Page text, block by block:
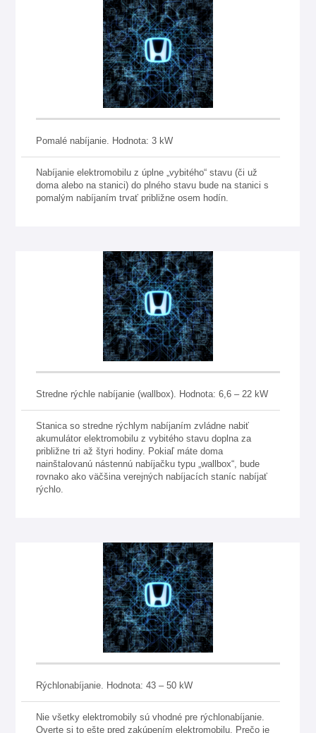
Pomalé nabíjanie. Hodnota: 3 kW
Nabíjanie elektromobilu z úplne „vybitého“ stavu (či už
doma alebo na stanici) do plného stavu bude na stanici s
pomalým nabíjaním trvať približne osem hodín.
Stredne rýchle nabíjanie (wallbox). Hodnota: 6,6 – 22 kW
Stanica so stredne rýchlym nabíjaním zvládne nabiť
akumulátor elektromobilu z vybitého stavu doplna za
približne tri až štyri hodiny. Pokiaľ máte doma
nainštalovanú nástennú nabíjačku typu „wallbox“, bude
rovnako ako väčšina verejných nabíjacích staníc nabíjať
rýchlo.
Rýchlonabíjanie. Hodnota: 43 – 50 kW
Nie všetky elektromobily sú vhodné pre rýchlonabíjanie.
Overte si to ešte pred zakúpením elektromobilu. Prečo je